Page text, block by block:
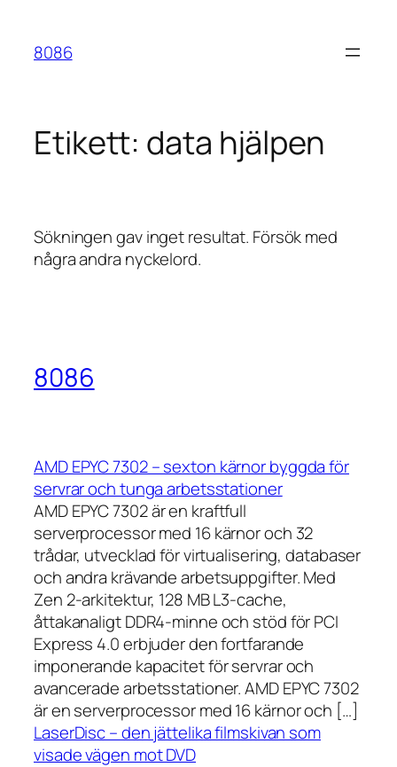
innehåll
8086
Etikett: data hjälpen
Sökningen gav inget resultat. Försök med
några andra nyckelord.
8086
AMD EPYC 7302 – sexton kärnor byggda för
servrar och tunga arbetsstationer
AMD EPYC 7302 är en kraftfull
serverprocessor med 16 kärnor och 32
trådar, utvecklad för virtualisering, databaser
och andra krävande arbetsuppgifter. Med
Zen 2-arkitektur, 128 MB L3-cache,
åttakanaligt DDR4-minne och stöd för PCI
Express 4.0 erbjuder den fortfarande
imponerande kapacitet för servrar och
avancerade arbetsstationer. AMD EPYC 7302
är en serverprocessor med 16 kärnor och […]
LaserDisc – den jättelika filmskivan som
visade vägen mot DVD